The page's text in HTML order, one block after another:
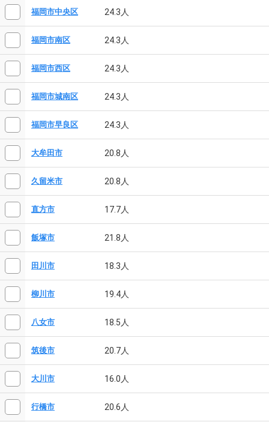
福岡市中央区 24.3人
福岡市南区 24.3人
福岡市西区 24.3人
福岡市城南区 24.3人
福岡市早良区 24.3人
大牟田市 20.8人
久留米市 20.8人
直方市 17.7人
飯塚市 21.8人
田川市 18.3人
柳川市 19.4人
八女市 18.5人
筑後市 20.7人
大川市 16.0人
行橋市 20.6人